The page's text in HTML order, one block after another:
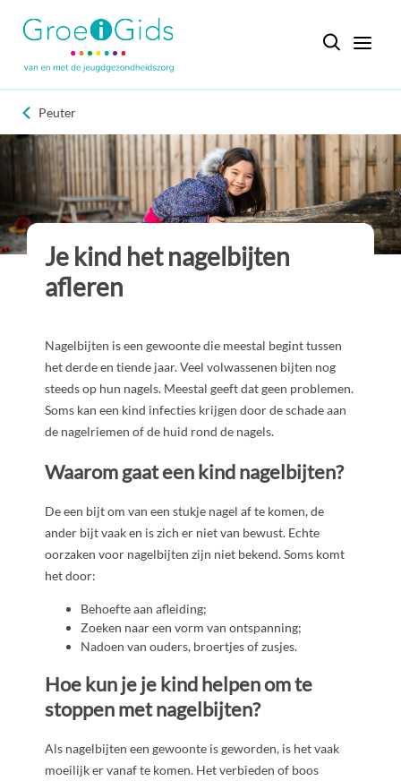
Peuter
Je kind het nagelbijten
afleren
Nagelbijten is een gewoonte die meestal begint tussen
het derde en tiende jaar. Veel volwassenen bijten nog
steeds op hun nagels. Meestal geeft dat geen problemen.
Soms kan een kind infecties krijgen door de schade aan
de nagelriemen of de huid rond de nagels.
Waarom gaat een kind nagelbijten?
De een bijt om van een stukje nagel af te komen, de
ander bijt vaak en is zich er niet van bewust. Echte
oorzaken voor nagelbijten zijn niet bekend. Soms komt
het door:
Behoefte aan afleiding;
Zoeken naar een vorm van ontspanning;
Nadoen van ouders, broertjes of zusjes.
Hoe kun je je kind helpen om te
stoppen met nagelbijten?
Als nagelbijten een gewoonte is geworden, is het vaak
moeilijk er vanaf te komen. Het verbieden of boos